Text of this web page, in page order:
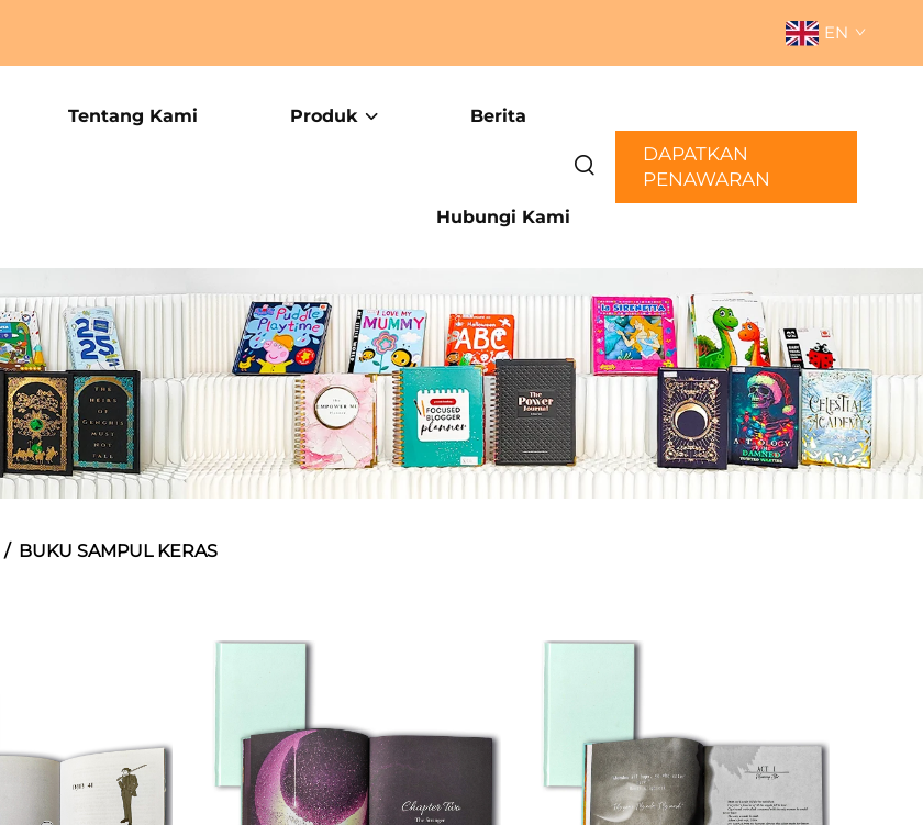
EN
Tentang Kami Produk Berita
Hubungi Kami
DAPATKAN
PENAWARAN
/ BUKU SAMPUL KERAS